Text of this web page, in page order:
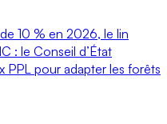
10 % en 2026, le lin
: le Conseil d’État
PPL pour adapter les forêts